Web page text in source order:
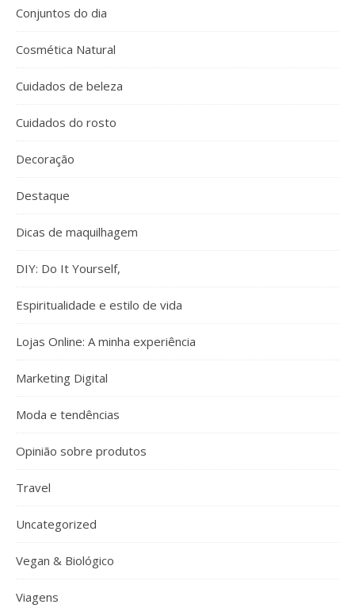
Conjuntos do dia
Cosmética Natural
Cuidados de beleza
Cuidados do rosto
Decoração
Destaque
Dicas de maquilhagem
DIY: Do It Yourself,
Espiritualidade e estilo de vida
Lojas Online: A minha experiência
Marketing Digital
Moda e tendências
Opinião sobre produtos
Travel
Uncategorized
Vegan & Biológico
Viagens